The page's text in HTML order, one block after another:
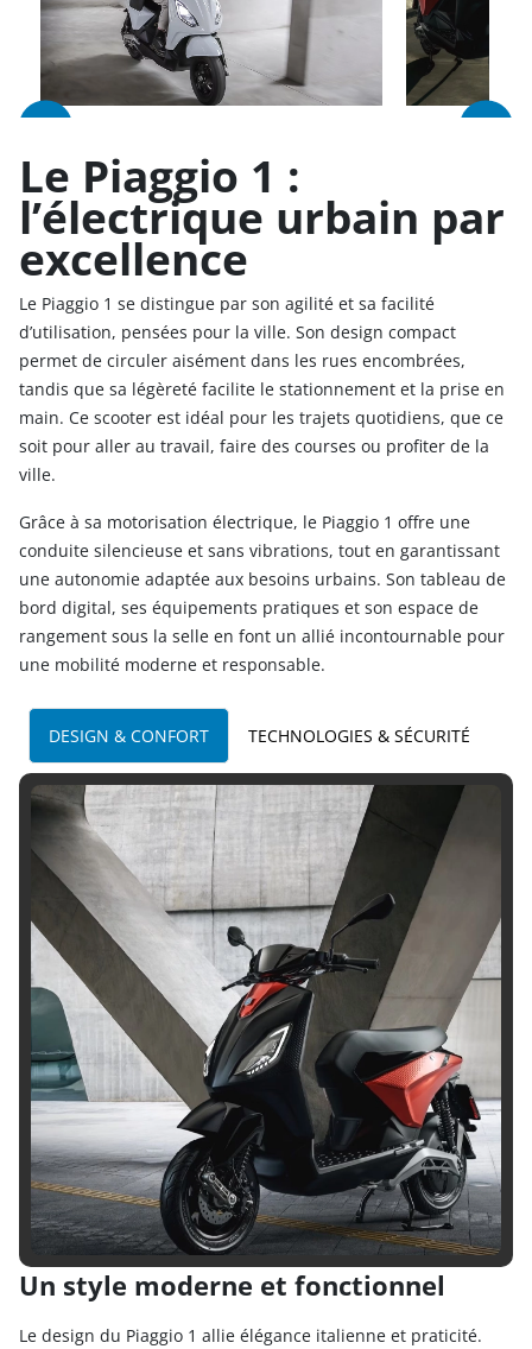
Le Piaggio 1 :
l’électrique urbain par
excellence
Le Piaggio 1 se distingue par son agilité et sa facilité
d’utilisation, pensées pour la ville. Son design compact
permet de circuler aisément dans les rues encombrées,
tandis que sa légèreté facilite le stationnement et la prise en
main. Ce scooter est idéal pour les trajets quotidiens, que ce
soit pour aller au travail, faire des courses ou profiter de la
ville.
Grâce à sa motorisation électrique, le Piaggio 1 offre une
conduite silencieuse et sans vibrations, tout en garantissant
une autonomie adaptée aux besoins urbains. Son tableau de
bord digital, ses équipements pratiques et son espace de
rangement sous la selle en font un allié incontournable pour
une mobilité moderne et responsable.
DESIGN & CONFORT TECHNOLOGIES & SÉCURITÉ
Un style moderne et fonctionnel
Le design du Piaggio 1 allie élégance italienne et praticité.